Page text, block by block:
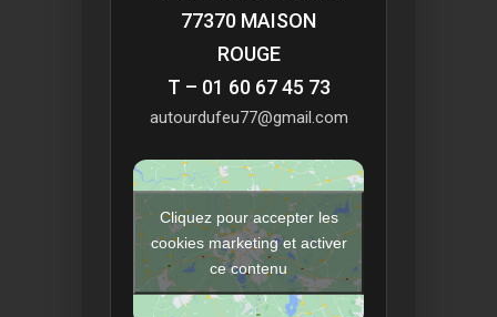
77370 MAISON
ROUGE
T – 01 60 67 45 73
autourdufeu77@gmail.com
Cliquez pour accepter les
cookies marketing et activer
ce contenu